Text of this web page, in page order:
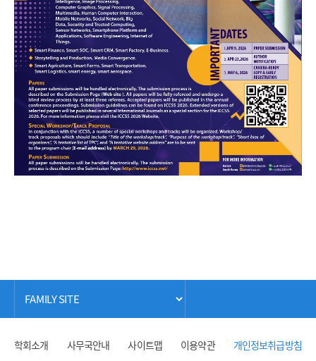
학회소개 사무국안내 사이트맵 이용약관 개인정보취급방침